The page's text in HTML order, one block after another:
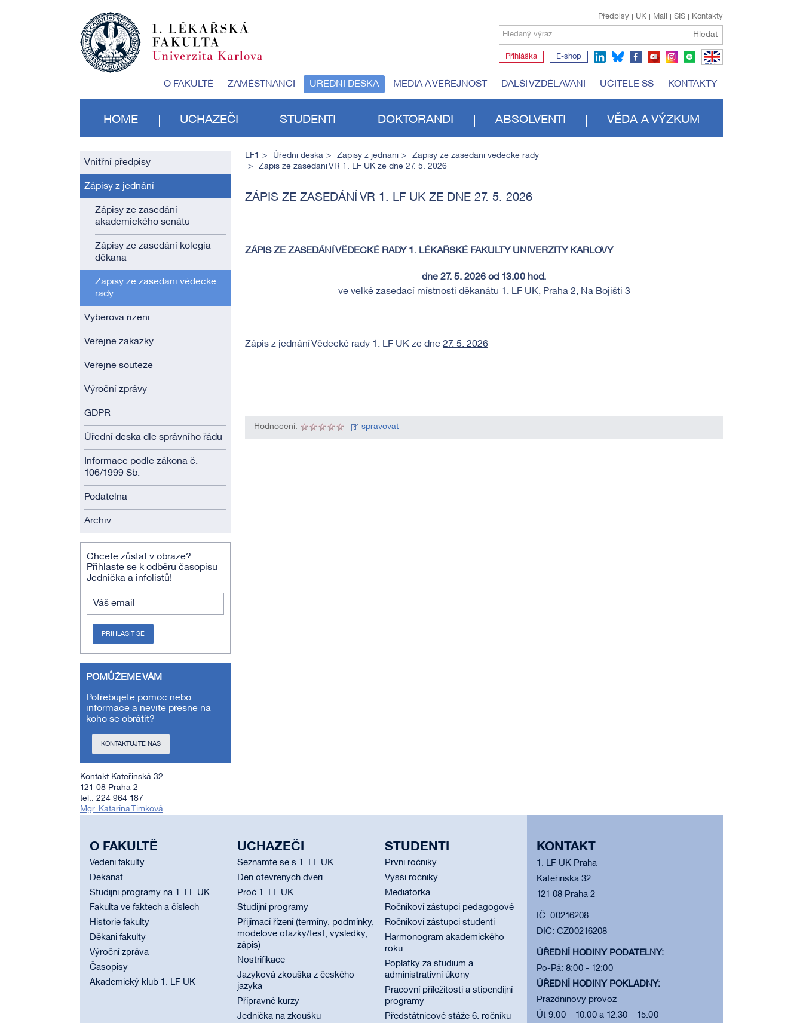
Kontakty
SIS
Mail
UK
Předpisy
Hledaný výraz Hledat
Přihláška E-shop
EN
O FAKULTĚ ZAMĚSTNANCI ÚŘEDNÍ DESKA MÉDIA A VEŘEJNOST DALŠÍ VZDĚLÁVÁNÍ UČITELÉ SŠ KONTAKTY
HOME UCHAZEČI STUDENTI DOKTORANDI ABSOLVENTI VĚDA A VÝZKUM
Vnitřní předpisy
Zápisy z jednání
Zápisy ze zasedání
akademického senátu
Zápisy ze zasedání kolegia
děkana
Zápisy ze zasedání vědecké
rady
Výběrová řízení
Veřejné zakázky
Veřejné soutěže
Výroční zprávy
GDPR
Úřední deska dle správního řádu
Informace podle zákona č.
106/1999 Sb.
Podatelna
Archiv
Chcete zůstat v obraze?
Přihlaste se k odběru časopisu
Jednička a infolistů!
Váš email
PŘIHLÁSIT SE
POMŮŽEME VÁM
Potřebujete pomoc nebo
informace a nevíte přesně na
koho se obrátit?
KONTAKTUJTE NÁS
Kontakt Kateřinská 32
121 08 Praha 2
tel.: 224 964 187
Mgr. Katarína Timková
LF1 Úřední deska Zápisy z jednání
Zápisy ze zasedání vědecké rady
Zápis ze zasedání VR 1. LF UK ze dne 27. 5. 2026
ZÁPIS ZE ZASEDÁNÍ VR 1. LF UK ZE DNE 27. 5. 2026
ZÁPIS ZE ZASEDÁNÍ VĚDECKÉ RADY 1. LÉKAŘSKÉ FAKULTY UNIVERZITY KARLOVY
dne 27. 5. 2026 od 13.00 hod.
ve velké zasedací místnosti děkanátu 1. LF UK, Praha 2, Na Bojišti 3
Zápis z jednání Vědecké rady 1. LF UK ze dne 27. 5. 2026
Hodnocení: spravovat
O FAKULTĚ
Vedení fakulty
Děkanát
Studijní programy na 1. LF UK
Fakulta ve faktech a číslech
Historie fakulty
Děkani fakulty
Výroční zpráva
Časopisy
Akademický klub 1. LF UK
UCHAZEČI
Seznamte se s 1. LF UK
Den otevřených dveří
Proč 1. LF UK
Studijní programy
Přijímací řízení (termíny, podmínky,
modelové otázky/test, výsledky,
zápis)
Nostrifikace
Jazyková zkouška z českého
jazyka
Přípravné kurzy
Jednička na zkoušku
STUDENTI
První ročníky
Vyšší ročníky
Mediátorka
Ročníkoví zástupci pedagogové
Ročníkoví zástupci studenti
Harmonogram akademického
roku
Poplatky za studium a
administrativní úkony
Pracovní příležitosti a stipendijní
programy
Předstátnicové stáže 6. ročníku
KONTAKT
1. LF UK Praha
Kateřinská 32
121 08 Praha 2
IČ: 00216208
DIČ: CZ00216208
ÚŘEDNÍ HODINY PODATELNY:
Po-Pá: 8:00 - 12:00
ÚŘEDNÍ HODINY POKLADNY:
Prázdninový provoz
Út 9:00 – 10:00 a 12:30 – 15:00